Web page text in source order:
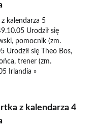
z kalendarza 5
Urodził się
pomocnik (zm.
Urodził się Theo Bos,
trener (zm.
Irlandia »
z kalendarza 4